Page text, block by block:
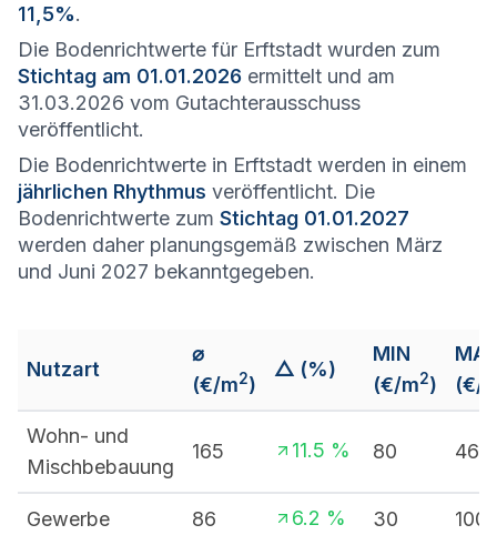
11,5%.
Die Bodenrichtwerte für Erftstadt wurden zum
Stichtag am 01.01.2026 ermittelt und am
31.03.2026 vom Gutachterausschuss
veröffentlicht.
Die Bodenrichtwerte in Erftstadt werden in einem
jährlichen Rhythmus veröffentlicht. Die
Bodenrichtwerte zum Stichtag 01.01.2027
werden daher planungsgemäß zwischen März
und Juni 2027 bekanntgegeben.
Nutzart
⌀
(€/m2)
△ (%)
MIN
(€/m2)
(€/
Wohn- und
Mischbebauung
165 11.5 % 80 460
Gewerbe 86 6.2 % 30 100